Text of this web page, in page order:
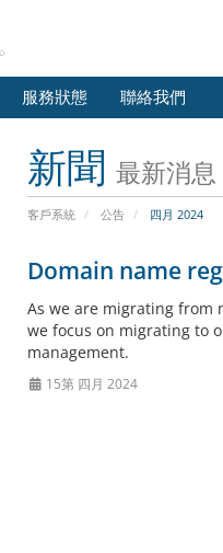
服務狀態 聯絡我們
新聞 最新消息
客戶系統 公告 四月 2024
Domain name
As we are migrating from
we focus on migrating to
management.
15第 四月 2024